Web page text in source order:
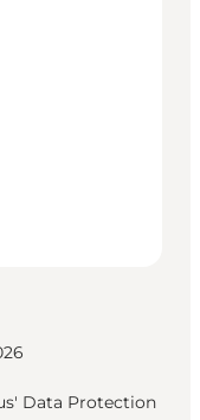
Data Protection